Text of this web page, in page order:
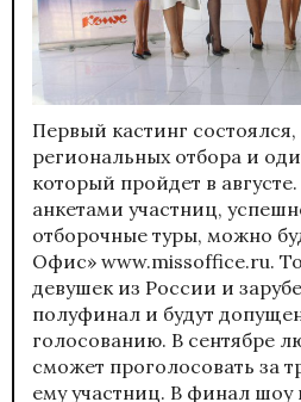
Первый кастинг
региональных отбора и
который пройдет в
анкетами участниц,
отборочные туры, можно
Офис» www.missoffice.ru.
девушек из России и
полуфинал и будут
голосованию. В сентябре
сможет проголосовать за
ему участниц. В финал шоу